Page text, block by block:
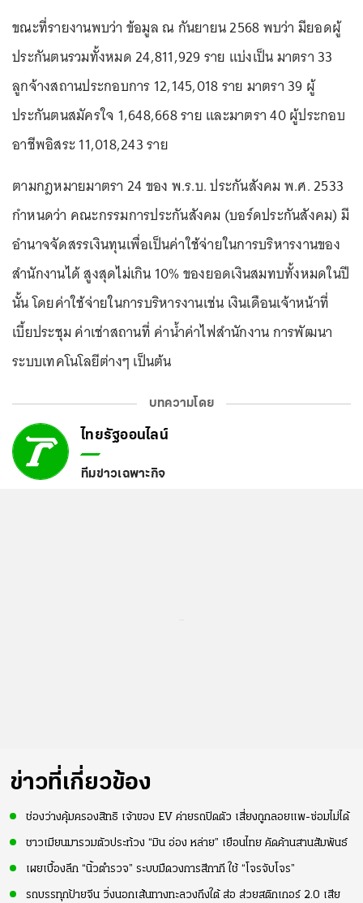
ขณะที่รายงานพบว่า ข้อมูล ณ กันยายน 2568 พบว่า มียอดผู้
ประกันตนรวมทั้งหมด 24,811,929 ราย แบ่งเป็น มาตรา 33
ลูกจ้างสถานประกอบการ 12,145,018 ราย มาตรา 39 ผู้
ประกันตนสมัครใจ 1,648,668 ราย และมาตรา 40 ผู้ประกอบ
อาชีพอิสระ 11,018,243 ราย
ตามกฎหมายมาตรา 24 ของ พ.ร.บ. ประกันสังคม พ.ศ. 2533
กำหนดว่า คณะกรรมการประกันสังคม (บอร์ดประกันสังคม) มี
อำนาจจัดสรรเงินทุนเพื่อเป็นค่าใช้จ่ายในการบริหารงานของ
สำนักงานได้ สูงสุดไม่เกิน 10% ของยอดเงินสมทบทั้งหมดในปี
นั้น โดยค่าใช้จ่ายในการบริหารงานเช่น เงินเดือนเจ้าหน้าที่
เบี้ยประชุม ค่าเช่าสถานที่ ค่าน้ำค่าไฟสำนักงาน การพัฒนา
ระบบเทคโนโลยีต่างๆ เป็นต้น
บทความโดย
ไทยรัฐออนไลน์
ทีมข่าวเฉพาะกิจ
ข่าวที่เกี่ยวข้อง
ช่องว่างคุ้มครองสิทธิ เจ้าของ EV ค่ายรถปิดตัว เสี่ยงถูกลอยแพ-ซ่อมไม่ได้
ชาวเมียนมารวมตัวประท้วง “มิน อ่อง หล่าย” เยือนไทย คัดค้านสานสัมพันธ์
เผยเบื้องลึก “นิ้วตำรวจ” ระบบมืดวงการสีกากี ใช้ “โจรจับโจร”
รถบรรทุกป้ายจีน วิ่งนอกเส้นทางทะลวงถึงใต้ ส่อ ส่วยสติกเกอร์ 2.0 เสีย